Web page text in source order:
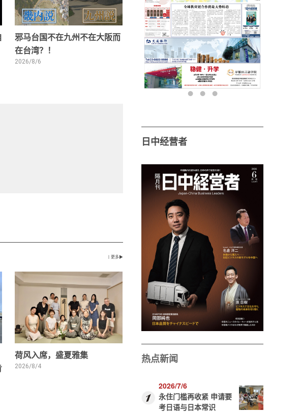
邪马台国不在九州不在大阪而
在台湾？！
2026/8/6
丨更多▶
荷风入席，盛夏雅集
2026/8/4
日中经营者
热点新闻
2026/7/6
永住门槛再收紧 申请要
考日语与日本常识